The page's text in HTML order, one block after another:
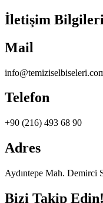
İletişim
Mail
Telefon
+90 (216) 493 68 90
Adres
Aydıntepe Mah.
Bizi Takip Edin!